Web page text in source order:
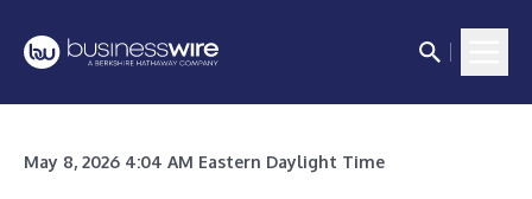
May 8, 2026 4:04 AM Eastern Daylight Time